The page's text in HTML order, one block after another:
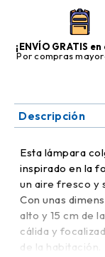
¡ENVÍO GRATIS
Por compras
Descripción
Esta lámpara
inspirado en la
un aire fresco y
Con unas
alto y 15 cm de
cálida y
de la habitación.